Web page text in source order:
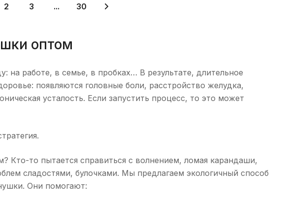
2 3 ... 30
оптом
на работе, в семье, в пробках… В результате, длительное
появляются головные боли, расстройство желудка,
усталость. Если запустить процесс, то это может
Кто-то пытается справиться с волнением, ломая карандаши,
сладостями, булочками. Мы предлагаем экологичный способ
Они помогают: